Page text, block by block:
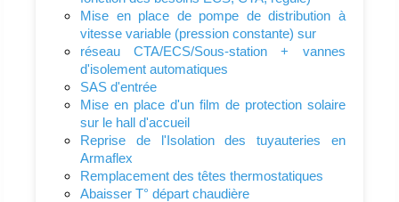
Mise en place de pompe de distribution à
vitesse variable (pression constante) sur
réseau CTA/ECS/Sous-station + vannes
d'isolement automatiques
SAS d'entrée
Mise en place d'un film de protection solaire
sur le hall d'accueil
Reprise de l'Isolation des tuyauteries en
Armaflex
Remplacement des têtes thermostatiques
Abaisser T° départ chaudière